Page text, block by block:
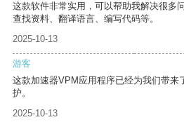
这款软件非常实用，可以帮助我解决很多
查找资料、翻译语言、编写代码等。
2025-10-13
游客
这款加速器VPM应用程序已经为我们带来
护。
2025-10-13